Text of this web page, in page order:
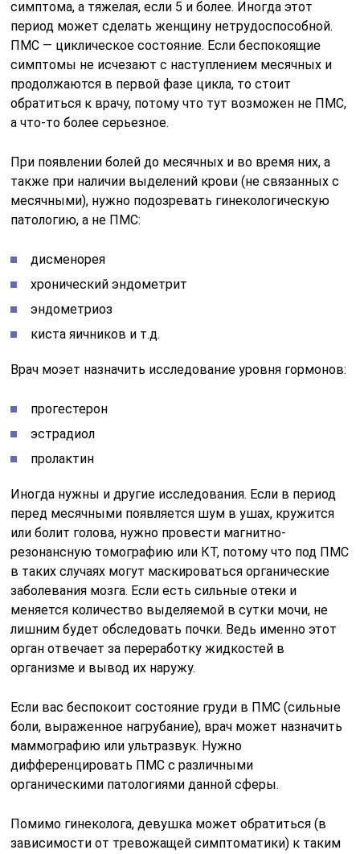
симптома, а тяжелая, если 5 и более. Иногда этот
период может сделать женщину нетрудоспособной.
ПМС — циклическое состояние. Если беспокоящие
симптомы не исчезают с наступлением месячных и
продолжаются в первой фазе цикла, то стоит
обратиться к врачу, потому что тут возможен не ПМС,
а что-то более серьезное.
При появлении болей до месячных и во время них, а
также при наличии выделений крови (не связанных с
месячными), нужно подозревать гинекологическую
патологию, а не ПМС:
дисменорея
хронический эндометрит
эндометриоз
киста яичников и т.д.
Врач моэет назначить исследование уровня гормонов:
прогестерон
эстрадиол
пролактин
Иногда нужны и другие исследования. Если в период
перед месячными появляется шум в ушах, кружится
или болит голова, нужно провести магнитно-
резонансную томографию или КТ, потому что под ПМС
в таких случаях могут маскироваться органические
заболевания мозга. Если есть сильные отеки и
меняется количество выделяемой в сутки мочи, не
лишним будет обследовать почки. Ведь именно этот
орган отвечает за переработку жидкостей в
организме и вывод их наружу.
Если вас беспокоит состояние груди в ПМС (сильные
боли, выраженное нагрубание), врач может назначить
маммографию или ультразвук. Нужно
дифференцировать ПМС с различными
органическими патологиями данной сферы.
Помимо гинеколога, девушка может обратиться (в
зависимости от тревожащей симптоматики) к таким